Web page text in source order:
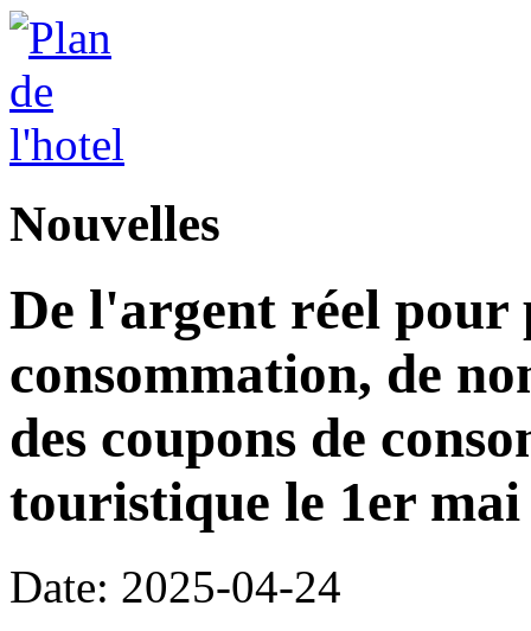
Nouvelles
De l'argent réel
consommation, de
des coupons de
touristique le 1er mai
Date: 2025-04-24